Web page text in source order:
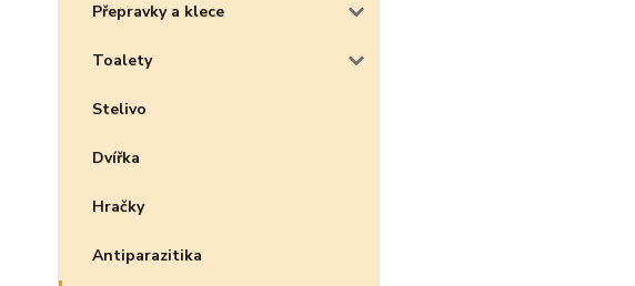
Přepravky a klece
Toalety
Stelivo
Dvířka
Hračky
Antiparazitika